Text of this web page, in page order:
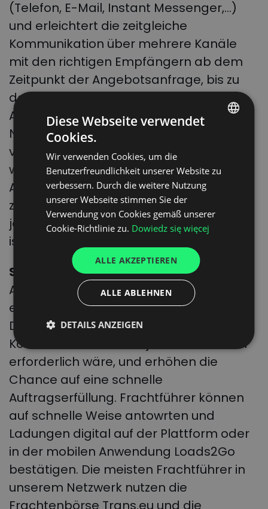
(Telefon, E-Mail, Instant Messenger,…)
und erleichtert die zeitgleiche
Kommunikation über mehrere Kanäle
mit den richtigen Empfängern ab dem
Zeitpunkt der Angebotsanfrage, bis zu
den Verhandlungen und zur
Auftragsannahme.
Nicht nur Sie, sondern auch Ihre
vertrauenswürdigen Frachtführer
werden die Vorteile der
Angebotsabgabe in einem
zentralisierten System sehen, das auf
jedem Gerät und zu jeder Zeit verfügbar
ist.
Schnelle Antworten auf Ihre Angebote.
Alle Frachtführer Ihres Vertrauens
erhalten gleichzeitig ein Frachtangebot.
Dadurch sparen Sie die Zeit, die für die
Kontaktaufnahme mit jedem von ihnen
erforderlich wäre, und erhöhen die
Chance auf eine schnelle
Auftragserfüllung. Frachtführer können
auf schnelle Weise antowrten und
Ladungen digital auf der Plattform oder
in der mobilen Anwendung Loads2Go
bestätigen. Die meisten Frachtführer in
unserem Netzwerk nutzen die
Frachtenbörse Trans.eu und die
SPANISH
FRENCH
Diese Webseite verwendet
Cookies.
Wir verwenden Cookies, um die
Benutzerfreundlichkeit unserer Website zu
verbessern. Durch die weitere Nutzung
unserer Webseite stimmen Sie der
Verwendung von Cookies gemäß unserer
Cookie-Richtlinie zu. Dowiedz się więcej
ALLE AKZEPTIEREN
ALLE ABLEHNEN
DETAILS ANZEIGEN